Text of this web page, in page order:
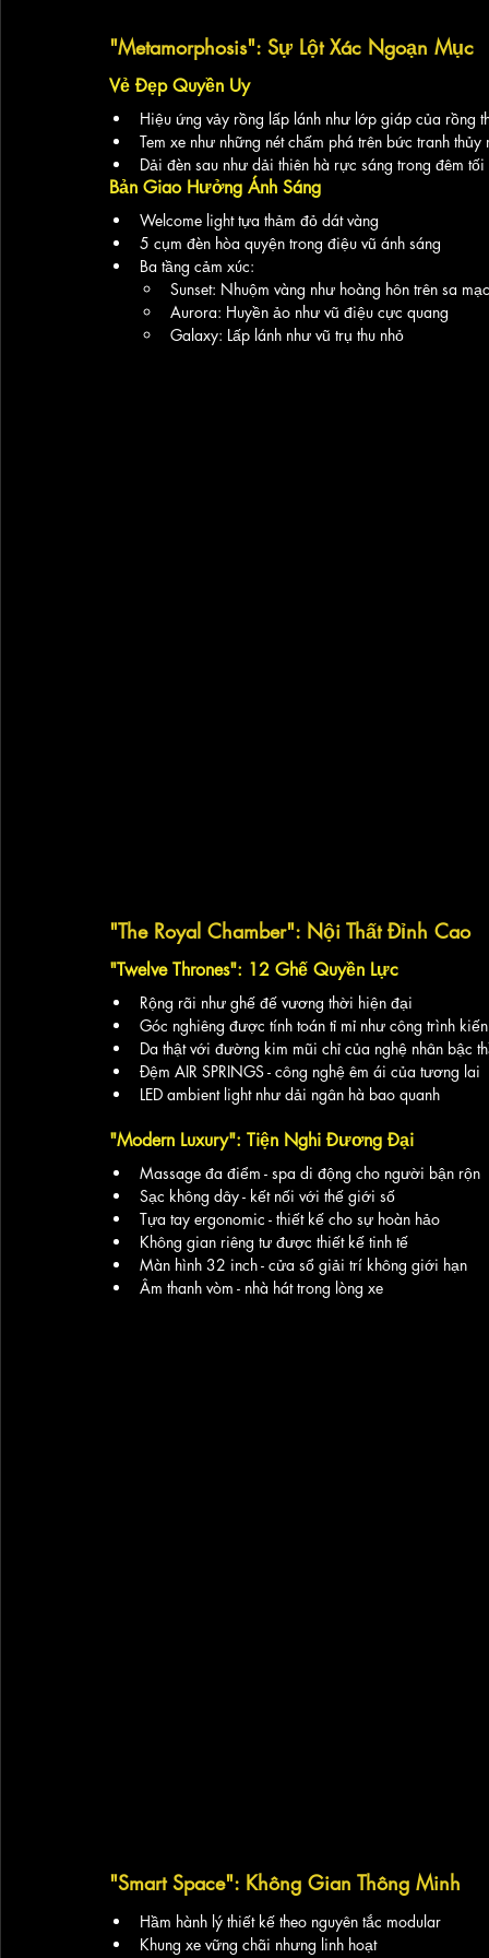
"Metamorphosis": Sự Lột Xác Ngoạn Mục
Vẻ Đẹp Quyền Uy
Hiệu ứng vảy rồng lấp lánh như lớp giáp của rồng
Tem xe như những nét chấm phá trên bức tranh thủy
Dải đèn sau như dải thiên hà rực sáng trong đêm tối
Bản Giao Hưởng Ánh Sáng
Welcome light tựa thảm đỏ dát vàng
5 cụm đèn hòa quyện trong điệu vũ ánh sáng
Ba tầng cảm xúc:
Sunset: Nhuộm vàng như hoàng hôn trên sa mạc
Aurora: Huyền ảo như vũ điệu cực quang
Galaxy: Lấp lánh như vũ trụ thu nhỏ
"The Royal Chamber": Nội Thất Đỉnh Cao
"Twelve Thrones": 12 Ghế Quyền Lực
Rộng rãi như ghế đế vương thời hiện đại
Góc nghiêng được tính toán tỉ mỉ như công trình
Da thật với đường kim mũi chỉ của nghệ nhân bậc
Đệm AIR SPRINGS - công nghệ êm ái của tương lai
LED ambient light như dải ngân hà bao quanh
"Modern Luxury": Tiện Nghi Đương Đại
Massage đa điểm - spa di động cho người bận rộn
Sạc không dây - kết nối với thế giới số
Tựa tay ergonomic - thiết kế cho sự hoàn hảo
Không gian riêng tư được thiết kế tinh tế
Màn hình 32 inch - cửa sổ giải trí không giới hạn
Âm thanh vòm - nhà hát trong lòng xe
"Smart Space": Không Gian Thông Minh
Hầm hành lý thiết kế theo nguyên tắc modular
Khung xe vững chãi nhưng linh hoạt